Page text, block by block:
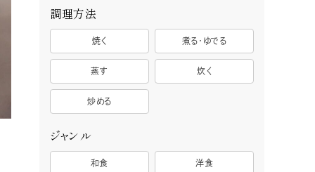
調理方法
焼く 煮る・ゆでる
蒸す 炊く
炒める
ジャンル
和食 洋食